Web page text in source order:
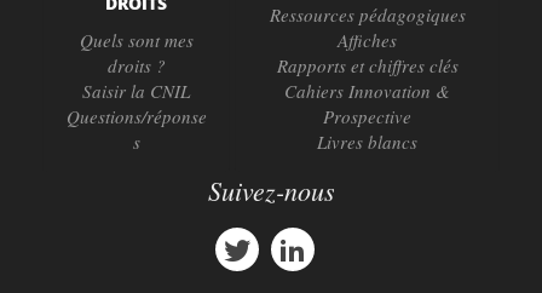
Quels sont mes
droits ?
Saisir la CNIL
Questions/réponse
s
Ressources pédagogiques
Affiches
Rapports et chiffres clés
Cahiers Innovation &
Prospective
Livres blancs
Suivez-nous